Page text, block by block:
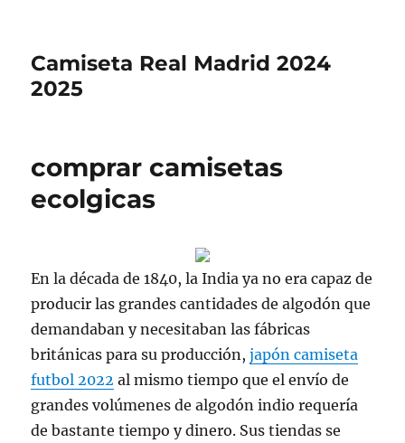
Camiseta Real Madrid 2024
2025
comprar camisetas
ecolgicas
En la década de 1840, la India ya no era capaz de
producir las grandes cantidades de algodón que
demandaban y necesitaban las fábricas
británicas para su producción,japón camiseta
futbol 2022 al mismo tiempo que el envío de
grandes volúmenes de algodón indio requería
de bastante tiempo y dinero. Sus tiendas se